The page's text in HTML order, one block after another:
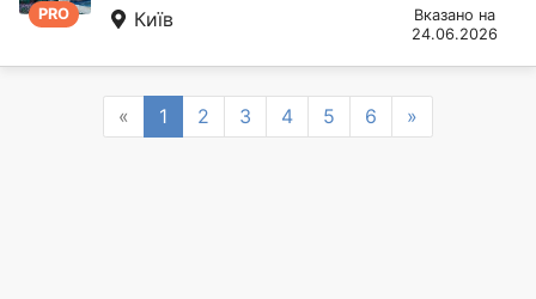
PRO
Київ
Вказано на
24.06.2026
« Previous
1 2 3 4 5 6 »